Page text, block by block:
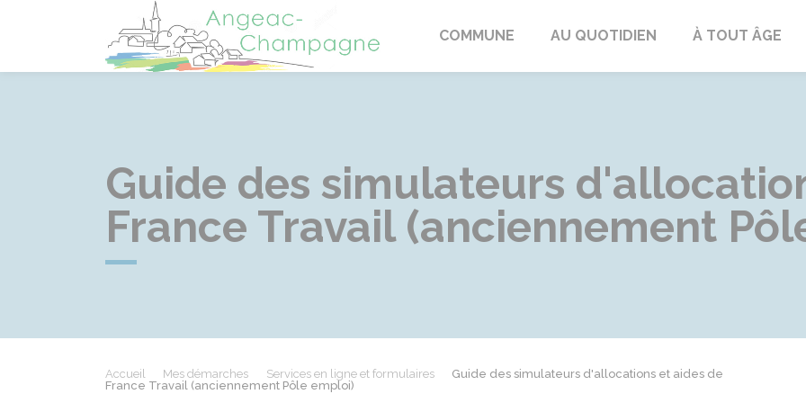
Angeac-Champagne
COMMUNE AU QUOTIDIEN À TOUT ÂGE
Guide des simulateurs
France Travail (anciennement
Accueil Mes démarches Services en ligne et formulaires
Guide des simulateurs d'allocations et aides de
France Travail (anciennement Pôle emploi)